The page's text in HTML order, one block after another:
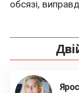
обсязі,